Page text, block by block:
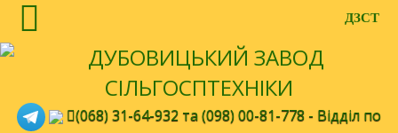
(068) 31-64-932 та(098) 00-81-778 - Відділ по
ДЗСТ